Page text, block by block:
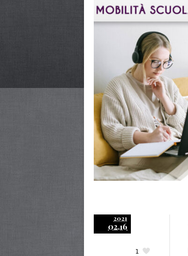
2021
02.16
1